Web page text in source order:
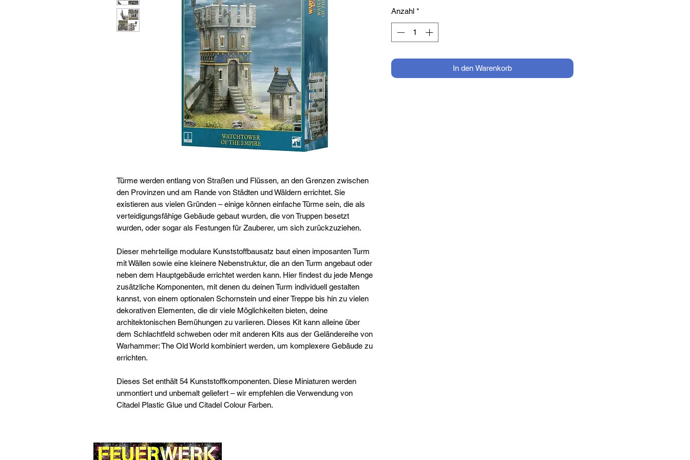
Türme werden entlang von Straßen und Flüssen, an den Grenzen zwischen
den Provinzen und am Rande von Städten und Wäldern errichtet. Sie
existieren aus vielen Gründen – einige können einfache Türme sein, die als
verteidigungsfähige Gebäude gebaut wurden, die von Truppen besetzt
wurden, oder sogar als Festungen für Zauberer, um sich zurückzuziehen.
Dieser mehrteilige modulare Kunststoffbausatz baut einen imposanten Turm
mit Wällen sowie eine kleinere Nebenstruktur, die an den Turm angebaut oder
neben dem Hauptgebäude errichtet werden kann. Hier findest du jede Menge
zusätzliche Komponenten, mit denen du deinen Turm individuell gestalten
kannst, von einem optionalen Schornstein und einer Treppe bis hin zu vielen
dekorativen Elementen, die dir viele Möglichkeiten bieten, deine
architektonischen Bemühungen zu variieren. Dieses Kit kann alleine über
dem Schlachtfeld schweben oder mit anderen Kits aus der Geländereihe von
Warhammer: The Old World kombiniert werden, um komplexere Gebäude zu
errichten.
Dieses Set enthält 54 Kunststoffkomponenten. Diese Miniaturen werden
unmontiert und unbemalt geliefert – wir empfehlen die Verwendung von
Citadel Plastic Glue und Citadel Colour Farben.
Anzahl *
In den Warenkorb